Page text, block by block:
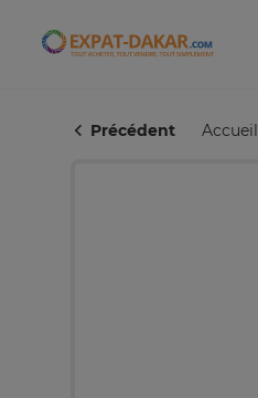
Expat-Dakar
Précédent Accueil